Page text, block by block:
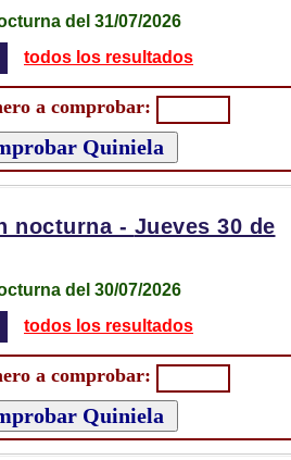
del 31/07/2026
todos los resultados
a comprobar:
nocturna - Jueves 30 de
del 30/07/2026
todos los resultados
a comprobar: